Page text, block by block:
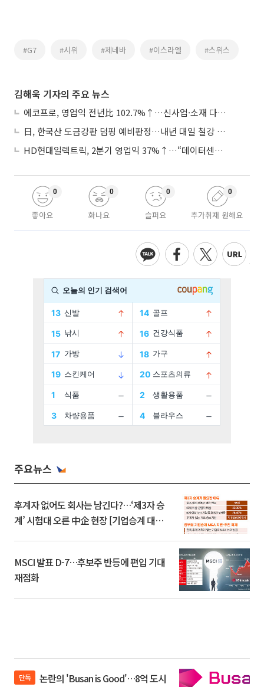
#G7 #시위 #제네바 #이스라엘 #스위스
김해욱 기자의 주요 뉴스
에코프로, 영업익 전년比 102.7%↑…신사업·소재 다각화 박차
日, 한국산 도금강판 덤핑 예비판정…내년 대일 철강 수출 ‘빨간불’
HD현대일렉트릭, 2분기 영업익 37%↑…“데이터센터 사업, 새로운 성장 축”
좋아요
0
화나요
0
슬퍼요
0
추가취재 원해요
0
주요뉴스
후계자 없어도 회사는 남긴다?…‘제3자 승
계’ 시험대 오른 中企 현장 [기업승계 대전
MSCI 발표 D-7…후보주 반등에 편입 기대
재점화
단독